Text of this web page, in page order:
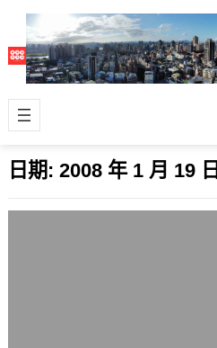
日期: 2008 年 1 月 19 日